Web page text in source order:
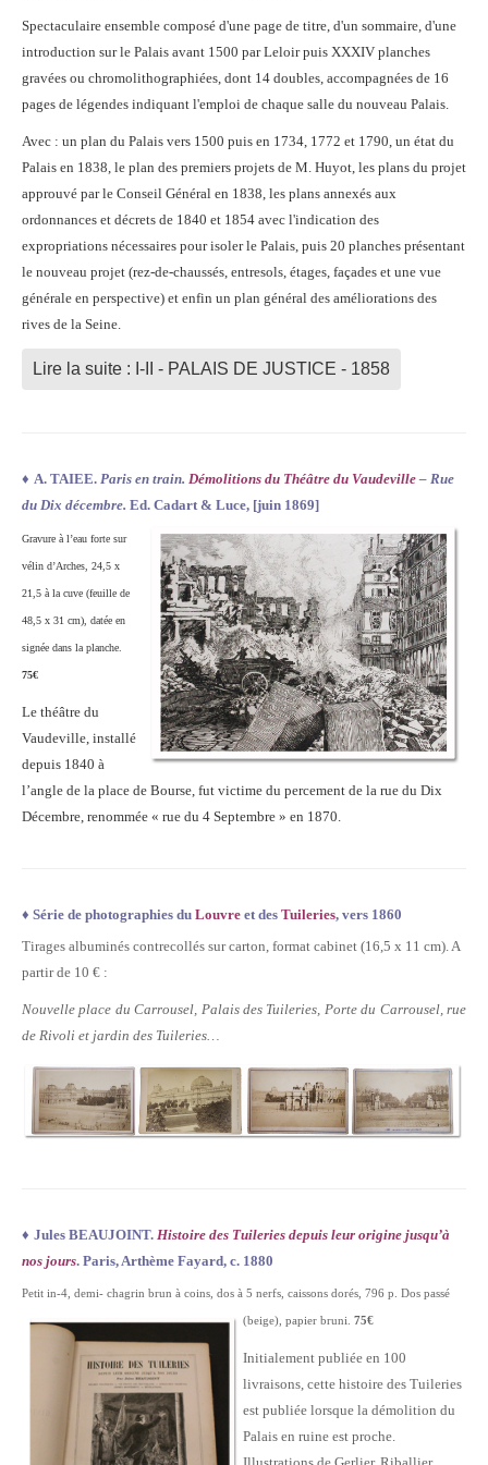
Spectaculaire ensemble composé d'une page de titre, d'un sommaire, d'une
introduction sur le Palais avant 1500 par Leloir puis XXXIV planches
gravées ou chromolithographiées, dont 14 doubles, accompagnées de 16
pages de légendes indiquant l'emploi de chaque salle du nouveau Palais.
Avec : un plan du Palais vers 1500 puis en 1734, 1772 et 1790, un état du
Palais en 1838, le plan des premiers projets de M. Huyot, les plans du projet
approuvé par le Conseil Général en 1838, les plans annexés aux
ordonnances et décrets de 1840 et 1854 avec l'indication des
expropriations nécessaires pour isoler le Palais, puis 20 planches présentant
le nouveau projet (rez-de-chaussés, entresols, étages, façades et une vue
générale en perspective) et enfin un plan général des améliorations des
rives de la Seine.
Lire la suite : I-II - PALAIS DE JUSTICE - 1858
♦ A. TAIEE. Paris en train. Démolitions du Théâtre du Vaudeville– Rue
du Dix décembre. Ed. Cadart & Luce, [juin 1869]
Gravure à l’eau forte sur
vélin d’Arches, 24,5 x
21,5 à la cuve (feuille de
48,5 x 31 cm), datée en
signée dans la planche.
75€
Le théâtre du
Vaudeville, installé
depuis 1840 à
l’angle de la place de Bourse, fut victime du percement de la rue du Dix
Décembre, renommée « rue du 4 Septembre » en 1870.
♦ Série de photographies du Louvre et des Tuileries, vers 1860
Tirages albuminés contrecollés sur carton, format cabinet (16,5 x 11 cm). A
partir de 10 € :
Nouvelle place du Carrousel, Palais des Tuileries, Porte du Carrousel, rue
de Rivoli et jardin des Tuileries…
♦ Jules BEAUJOINT. Histoire des Tuileries depuis leur origine jusqu’à
nos jours. Paris, Arthème Fayard, c. 1880
Petit in-4, demi- chagrin brun à coins, dos à 5 nerfs, caissons dorés, 796 p. Dos passé
(beige), papier bruni. 75€
Initialement publiée en 100
livraisons, cette histoire des Tuileries
est publiée lorsque la démolition du
Palais en ruine est proche.